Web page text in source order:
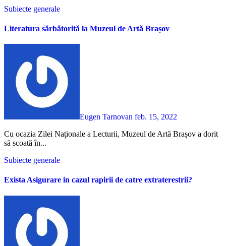
Subiecte generale
Literatura sărbătorită la Muzeul de Artă Brașov
Eugen Tarnovan feb. 15, 2022
Cu ocazia Zilei Naționale a Lecturii, Muzeul de Artă Brașov a dorit
să scoată în...
Subiecte generale
Exista Asigurare in cazul rapirii de catre extraterestrii?